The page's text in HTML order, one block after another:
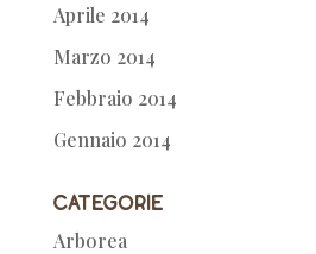
Aprile 2014
Marzo 2014
Febbraio 2014
Gennaio 2014
Categorie
Arborea